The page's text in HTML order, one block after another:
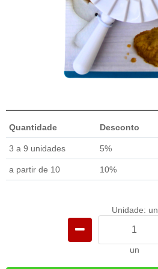
Quantidade Desconto
3 a 9 unidades 5%
a partir de 10 10%
Unidade: un
un